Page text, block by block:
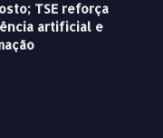
TSE reforça
artificial e